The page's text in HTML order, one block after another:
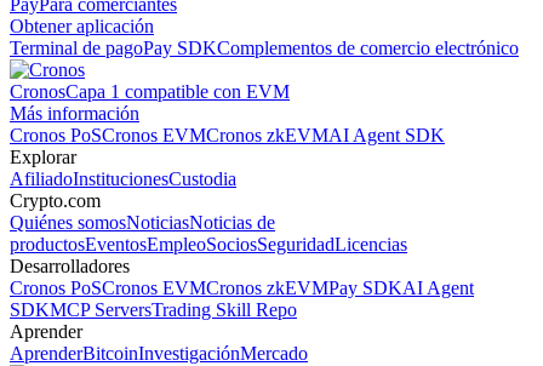
PayPara comerciantes
Obtener aplicación
Terminal de pagoPay SDKComplementos de comercio electrónico
CronosCapa 1 compatible con EVM
Más información
Cronos PoSCronos EVMCronos zkEVMAI Agent SDK
Explorar
AfiliadoInstitucionesCustodia
Crypto.com
Quiénes somosNoticiasNoticias de
productosEventosEmpleoSociosSeguridadLicencias
Desarrolladores
Cronos PoSCronos EVMCronos zkEVMPay SDKAI Agent
SDKMCP ServersTrading Skill Repo
Aprender
AprenderBitcoinInvestigaciónMercado